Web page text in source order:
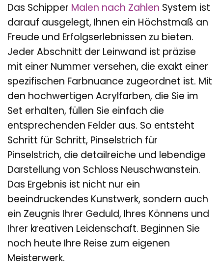
Das Schipper Malen nach Zahlen System ist
darauf ausgelegt, Ihnen ein Höchstmaß an
Freude und Erfolgserlebnissen zu bieten.
Jeder Abschnitt der Leinwand ist präzise
mit einer Nummer versehen, die exakt einer
spezifischen Farbnuance zugeordnet ist. Mit
den hochwertigen Acrylfarben, die Sie im
Set erhalten, füllen Sie einfach die
entsprechenden Felder aus. So entsteht
Schritt für Schritt, Pinselstrich für
Pinselstrich, die detailreiche und lebendige
Darstellung von Schloss Neuschwanstein.
Das Ergebnis ist nicht nur ein
beeindruckendes Kunstwerk, sondern auch
ein Zeugnis Ihrer Geduld, Ihres Könnens und
Ihrer kreativen Leidenschaft. Beginnen Sie
noch heute Ihre Reise zum eigenen
Meisterwerk.